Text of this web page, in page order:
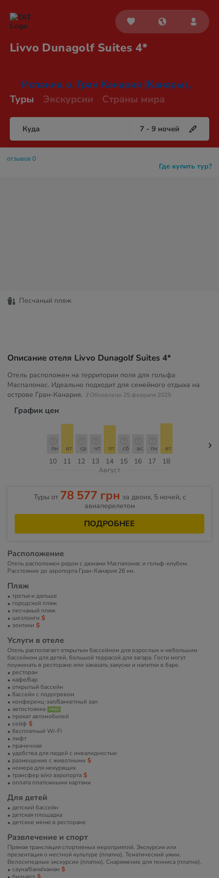
Livvo Dunagolf Suites 4*
Испания, о. Гран Канария (Канары) ,
Туры Экскурсии Страны мира
Куда 7 - 9 ночей
Где купить тур?
отзывов 0
Песчаный пляж
Описание отеля Livvo Dunagolf Suites 4*
Отель расположен на территории поля для гольфа
Маспаломас. Идеально подходит для семейного отдыха на
острове Гран-Канария. // Обновлено 25 февраля 2025
График цен
10
пн
11
вт
12
ср
13
чт
14
пт
15
сб
16
вс
17
пн
18
вт
Август
Туры от 78 577 грн за двоих, 5 ночей, c
авиаперелетом
ПОДРОБНЕЕ
Расположение
Отель расположен рядом с дюнами Маспаломас и гольф-клубом.
Расстояние до аэропорта Гран-Канария 26 км.
Пляж
третья и дальше
городской пляж
песчаный пляж
шезлонги
зонтики
Услуги в отеле
Отель располагает открытым бассейном для взрослых и небольшим
бассейном для детей, большой террасой для загара. Гости могут
поужинать в ресторане или заказать закуски и напитки в баре.
ресторан
кафе/бар
открытый бассейн
бассейн с подогревом
конференц-зал/банкетный зал
автостоянка
прокат автомобилей
сейф
бесплатный Wi-Fi
лифт
прачечная
удобства для людей с инвалидностью
размещение с животными
номера для некурящих
трансфер в/из аэропорта
оплата платежными картами
Для детей
детский бассейн
детская площадка
детское меню в ресторане
Развлечение и спорт
Прямая трансляция спортивных мероприятий. Экскурсия или
презентация о местной культуре (платно). Тематический ужин.
Велосипедные экскурсии (платно). Снаряжение для тенниса (платно).
сауна/баня/хамам